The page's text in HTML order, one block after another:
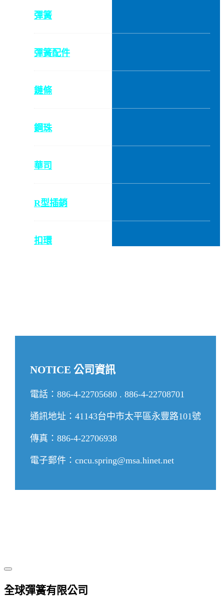
彈簧
彈簧配件
鏈條
鋼珠
華司
R型插銷
扣環
NOTICE 公司資訊
電話：886-4-22705680 . 886-4-22708701
通訊地址：41143台中市太平區永豐路101號
傳真：886-4-22706938
電子郵件：cncu.spring@msa.hinet.net
全球彈簧有限公司